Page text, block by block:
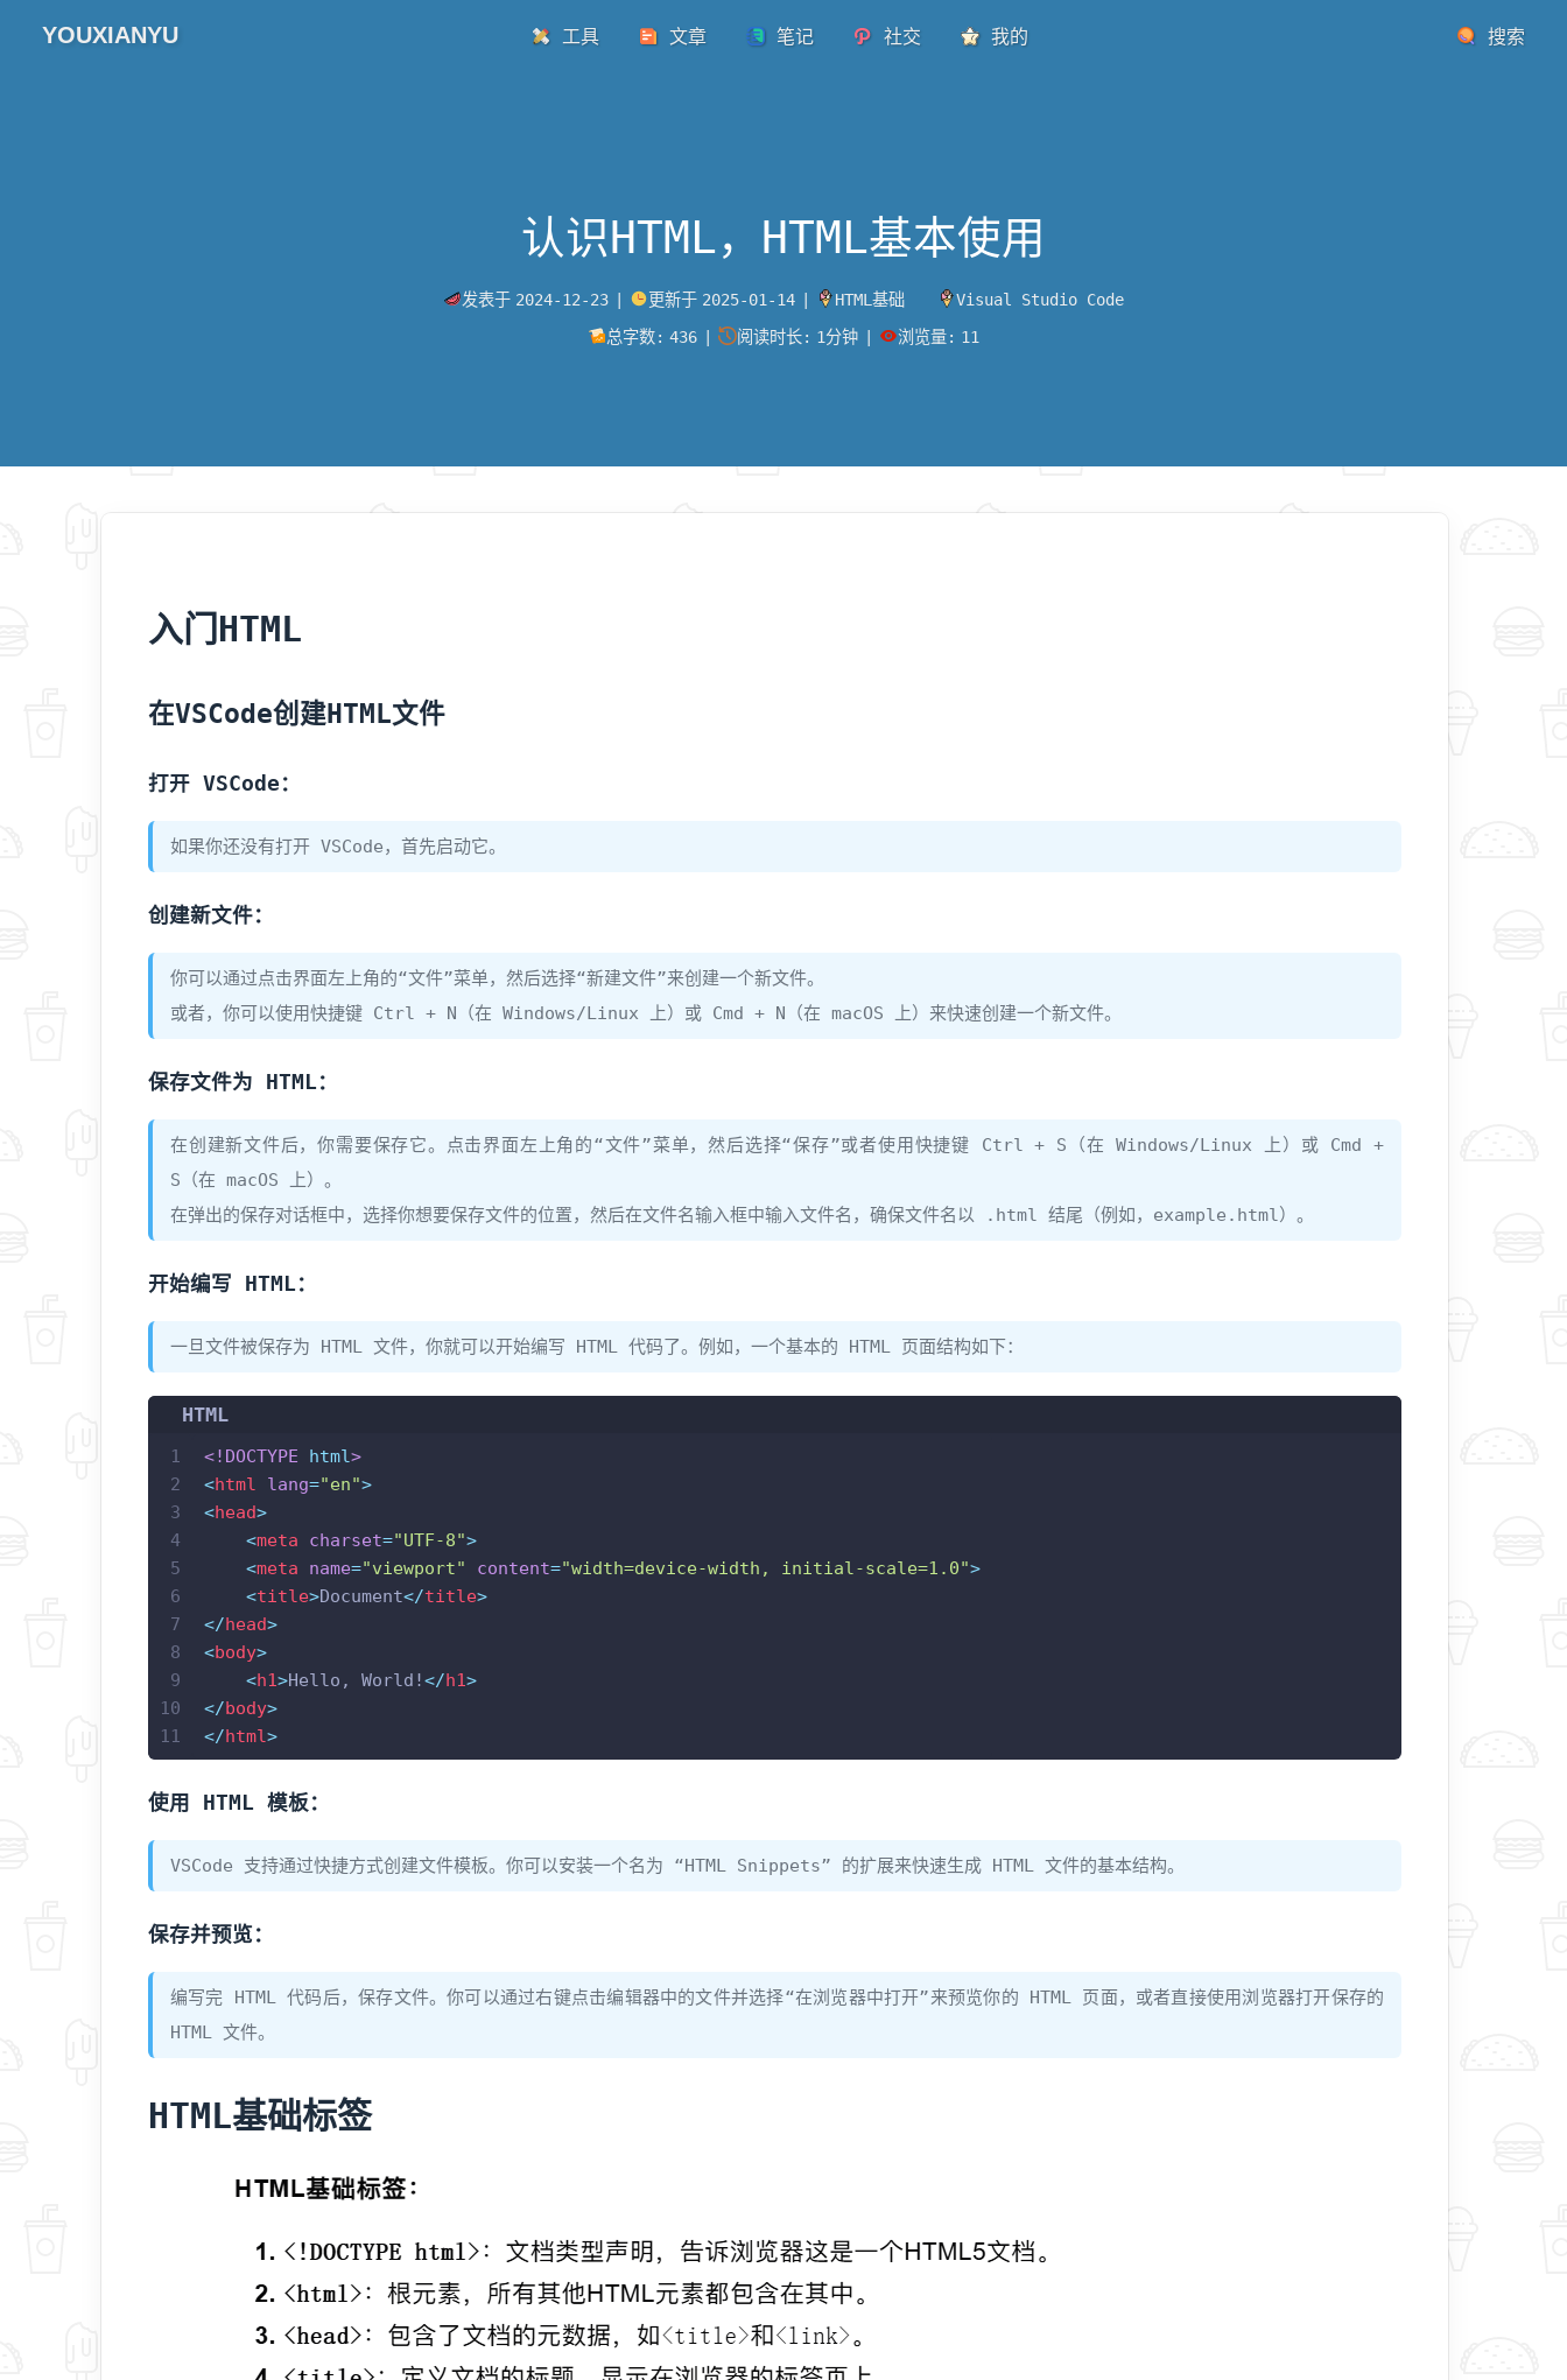
YOUXIANYU 搜索
工具 文章 笔记 社交 我的
认识HTML，HTML基本使用
发表于 2024-12-23 更新于 2025-01-14 HTML基础
Visual Studio Code
总字数: 436 阅读时长: 1分钟 浏览量: 11
入门HTML
在VSCode创建HTML文件
打开 VSCode：
如果你还没有打开 VSCode，首先启动它。
创建新文件：
你可以通过点击界面左上角的“文件”菜单，然后选择“新建文件”来创建一个新文件。
或者，你可以使用快捷键 Ctrl + N（在 Windows/Linux 上）或 Cmd + N（在 macOS 上）来快速创建一个新文件。
保存文件为 HTML：
在创建新文件后，你需要保存它。点击界面左上角的“文件”菜单，然后选择“保存”或者使用快捷键 Ctrl + S（在 Windows/Linux 上）或 Cmd +
S（在 macOS 上）。
在弹出的保存对话框中，选择你想要保存文件的位置，然后在文件名输入框中输入文件名，确保文件名以 .html 结尾（例如，example.html）。
开始编写 HTML：
一旦文件被保存为 HTML 文件，你就可以开始编写 HTML 代码了。例如，一个基本的 HTML 页面结构如下：
HTML
1
2
3
4
5
6
7
8
9
10
11
<!DOCTYPE html>
<html lang="en">
<head>
<meta charset="UTF-8">
<meta name="viewport" content="width=device-width, initial-scale=1.0">
<title>Document</title>
</head>
<body>
<h1>Hello, World!</h1>
</body>
</html>
使用 HTML 模板：
VSCode 支持通过快捷方式创建文件模板。你可以安装一个名为 “HTML Snippets” 的扩展来快速生成 HTML 文件的基本结构。
保存并预览：
编写完 HTML 代码后，保存文件。你可以通过右键点击编辑器中的文件并选择“在浏览器中打开”来预览你的 HTML 页面，或者直接使用浏览器打开保存的
HTML 文件。
HTML基础标签